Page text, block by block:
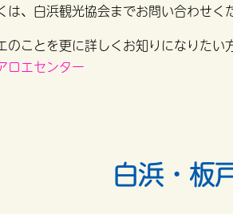
は、白浜観光協会までお問い合わせく
のことを更に詳しくお知りになりたい
ロエセンター
白浜・板